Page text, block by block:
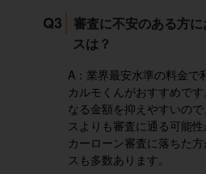
Q3
審査に不安のある方
スは？
A：業界最安水準の料金で
カルモくんがおすすめで
なる金額を抑えやすいの
スよりも審査に通る可能性
カーローン審査に落ちた
スも多数あります。